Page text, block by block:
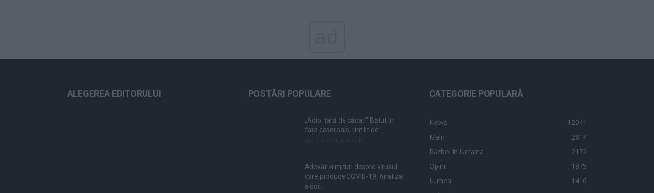
ALEGEREA EDITORULUI POSTĂRI POPULARE
„Adio, țară de căcat!” Bătut în
fața casei sale, umilit de...
Adevăr și mituri despre virusul
care produce COVID-19. Analiza
a doi...
CATEGORIE POPULARĂ
News
12041
Main
2814
Război în Ucraina
2172
Opinii
1875
Lumea
1416